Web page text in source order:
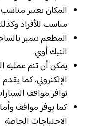
المكان يعتبر
مناسب للأفراد
المطعم يتميز
التيك أوي.
يمكن أن تتم عملية
الإلكتروني، كما
توافر مواقف
كما يوفر مواقف
الاحتياجات الخاصة.